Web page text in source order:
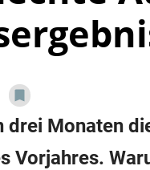
Monaten
Vorjahres.